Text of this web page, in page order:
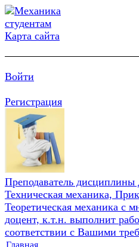
Карта сайта
Войти
Регистрация
Преподаватель
Техническая механика,
Теоретическая механика с
доцент, к.т.н. выполнит
соответствии с Вашими
Главная